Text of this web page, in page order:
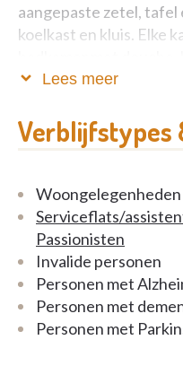
aangepaste zetel,
koelkast en kluis. Elke
mogelijkheid wordt
persoonlijk karakter te
decoreren met foto's
De dagprijs omvat
maaltijden en dranken;
kamer en het
een oproepsysteem.
Lees meer
Verblijfstypes
Serviceflats/
Passionisten
Invalide personen
Personen met
Personen met
Personen met